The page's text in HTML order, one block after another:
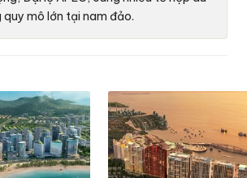
mô lớn tại nam đảo.